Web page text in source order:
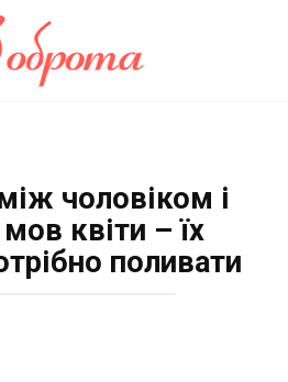
чоловіком і
квіти – їх
поливати